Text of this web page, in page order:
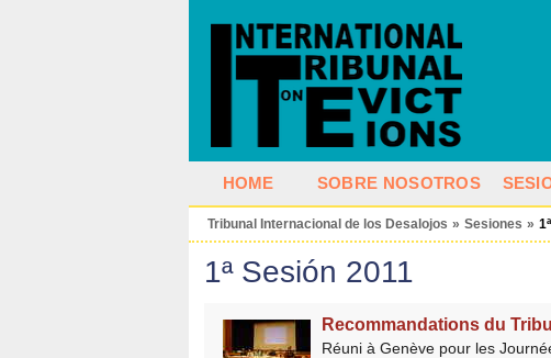
HOME SOBRE NOSOTROS
Tribunal Internacional de los Desalojos » Sesiones »
1ª Sesión 2011
Recommandations du
Réuni à Genève pour les